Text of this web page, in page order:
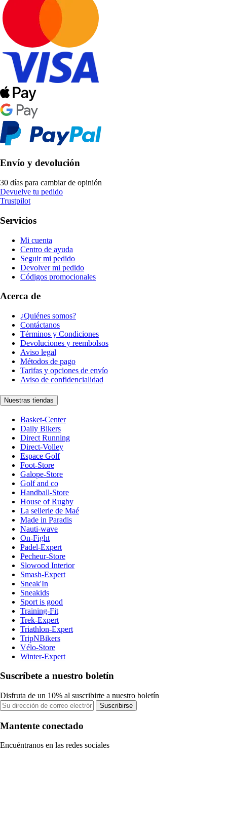
Envío y devolución
30 días para cambiar de opinión
Devuelve tu pedido
Trustpilot
Servicios
Mi cuenta
Centro de ayuda
Seguir mi pedido
Devolver mi pedido
Códigos promocionales
Acerca de
¿Quiénes somos?
Contáctanos
Términos y Condiciones
Devoluciones y reembolsos
Aviso legal
Métodos de pago
Tarifas y opciones de envío
Aviso de confidencialidad
Nuestras tiendas
Basket-Center
Daily Bikers
Direct Running
Direct-Volley
Espace Golf
Foot-Store
Galope-Store
Golf and co
Handball-Store
House of Rugby
La sellerie de Maé
Made in Paradis
Nauti-wave
On-Fight
Padel-Expert
Pecheur-Store
Slowood Interior
Smash-Expert
Sneak'In
Sneakids
Sport is good
Training-Fit
Trek-Expert
Triathlon-Expert
TripNBikers
Vélo-Store
Winter-Expert
Suscríbete a nuestro boletín
Disfruta de un 10% al suscribirte a nuestro boletín
Suscribirse
Mantente conectado
Encuéntranos en las redes sociales